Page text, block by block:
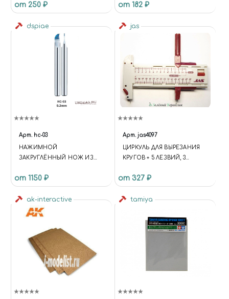
от 250 ₽ от 182 ₽
dspiae
Арт. hc-03
НАЖИМНОЙ
ЗАКРУГЛЁННЫЙ НОЖ ИЗ
ММ
от 1150 ₽
jas
Арт. jas4097
ЦИРКУЛЬ ДЛЯ ВЫРЕЗАНИЯ
КРУГОВ + 5 ЛЕЗВИЙ, 3
от 327 ₽
ak-interactive tamiya